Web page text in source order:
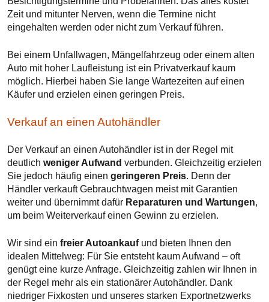
Zeit und mitunter Nerven, wenn die Termine nicht
eingehalten werden oder nicht zum Verkauf führen.
Bei einem Unfallwagen, Mängelfahrzeug oder einem alten
Auto mit hoher Laufleistung ist ein Privatverkauf kaum
möglich. Hierbei haben Sie lange Wartezeiten auf einen
Käufer und erzielen einen geringen Preis.
Verkauf an einen Autohändler
Der Verkauf an einen Autohändler ist in der Regel mit
deutlich weniger Aufwand verbunden. Gleichzeitig erzielen
Sie jedoch häufig einen geringeren Preis. Denn der
Händler verkauft Gebrauchtwagen meist mit Garantien
weiter und übernimmt dafür Reparaturen und Wartungen,
um beim Weiterverkauf einen Gewinn zu erzielen.
Wir sind ein freier Autoankaufund bieten Ihnen den
idealen Mittelweg: Für Sie entsteht kaum Aufwand – oft
genügt eine kurze Anfrage. Gleichzeitig zahlen wir Ihnen in
der Regel mehr als ein stationärer Autohändler. Dank
niedriger Fixkosten und unseres starken Exportnetzwerks